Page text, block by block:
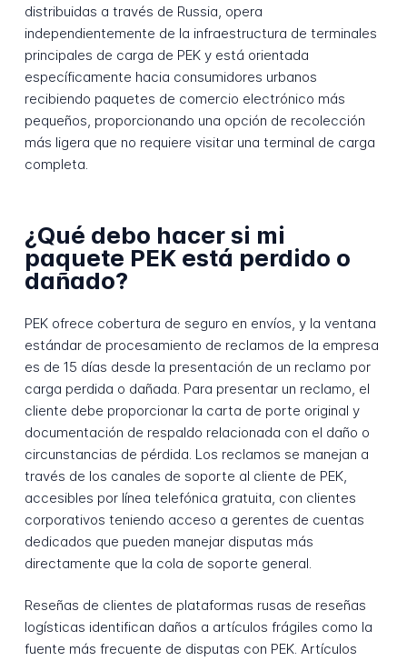
distribuidas a través de Russia, opera
independientemente de la infraestructura de terminales
principales de carga de PEK y está orientada
específicamente hacia consumidores urbanos
recibiendo paquetes de comercio electrónico más
pequeños, proporcionando una opción de recolección
más ligera que no requiere visitar una terminal de carga
completa.
¿Qué debo hacer si mi
paquete PEK está perdido o
dañado?
PEK ofrece cobertura de seguro en envíos, y la ventana
estándar de procesamiento de reclamos de la empresa
es de 15 días desde la presentación de un reclamo por
carga perdida o dañada. Para presentar un reclamo, el
cliente debe proporcionar la carta de porte original y
documentación de respaldo relacionada con el daño o
circunstancias de pérdida. Los reclamos se manejan a
través de los canales de soporte al cliente de PEK,
accesibles por línea telefónica gratuita, con clientes
corporativos teniendo acceso a gerentes de cuentas
dedicados que pueden manejar disputas más
directamente que la cola de soporte general.
Reseñas de clientes de plataformas rusas de reseñas
logísticas identifican daños a artículos frágiles como la
fuente más frecuente de disputas con PEK. Artículos